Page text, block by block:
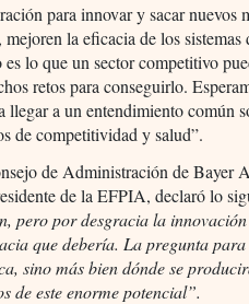
para innovar y sacar nuevos
la eficacia de los
lo que un sector competitivo
retos para conseguirlo.
llegar a un entendimiento común
de competitividad y salud”.
de Administración de Bayer
de la EFPIA, declaró lo
pero por desgracia la
que debería. La pregunta
sino más bien dónde se
de este enorme potencial”.